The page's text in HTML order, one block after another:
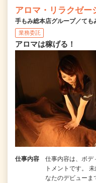
アロマ・リラクゼー
手もみ総本店グループ／て
業務委託
アロマは稼げる！
仕事内容
仕事内容は、ボデ
トメントです。
なたのデビュー